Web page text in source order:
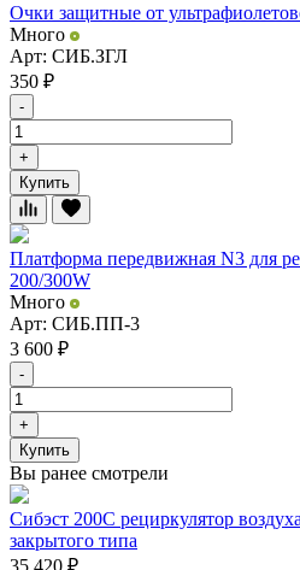
Очки защитные от
Много
Арт: СИБ.ЗГЛ
350 ₽
-
+
Купить
Платформа передвижная N3 для
200/300W
Много
Арт: СИБ.ПП-3
3 600 ₽
-
+
Купить
Вы ранее смотрели
Сибэст 200С рециркулятор
закрытого типа
35 420 ₽